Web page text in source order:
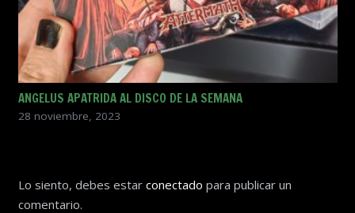
ANGELUS APATRIDA AL DISCO DE LA SEMANA
28 noviembre, 2023
Lo siento, debes estar conectado para publicar un
comentario.